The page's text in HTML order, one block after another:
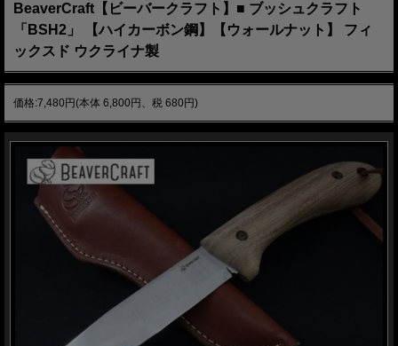
BeaverCraft【ビーバークラフト】■ ブッシュクラフト
「BSH2」 【ハイカーボン鋼】【ウォールナット】 フィ
ックスド ウクライナ製
価格:7,480円(本体 6,800円、税 680円)